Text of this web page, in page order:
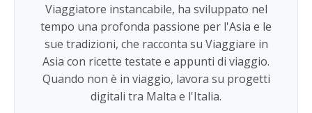
Viaggiatore instancabile, ha sviluppato nel
tempo una profonda passione per l'Asia e le
sue tradizioni, che racconta su Viaggiare in
Asia con ricette testate e appunti di viaggio.
Quando non è in viaggio, lavora su progetti
digitali tra Malta e l'Italia.